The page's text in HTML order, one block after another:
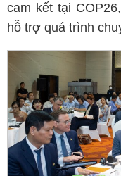
cam kết tại
hỗ trợ quá trình